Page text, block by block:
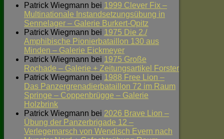
Patrick Wiegmann bei 1999 Clever Fix –
Multinationale Instandsetzungsübung in
Sennelager – Galerie Burkert-Opitz
Patrick Wiegmann bei 1975 Die 2./
Amphibische Pionierbataillon 130 aus
Minden – Galerie Eickmeyer
Patrick Wiegmann bei 1975 Große
Rochade – Galerie + Zeitungsartikel Forster
Patrick Wiegmann bei 1988 Free Lion –
Das Panzergrenadierbataillon 72 im Raum
Springe – Coppenbrügge – Galerie
Holzbrink
Patrick Wiegmann bei 2026 Brave Lion –
Übung der Panzerbrigade 12 –
Verlegemarsch von Wendisch Evern nach